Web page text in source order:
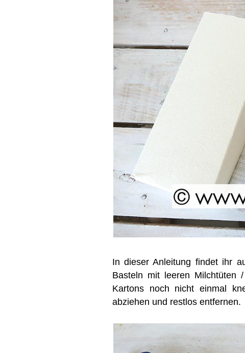
In dieser Anleitung findet ihr
Basteln mit leeren Milchtüten
Kartons noch nicht einmal
abziehen und restlos entfernen.